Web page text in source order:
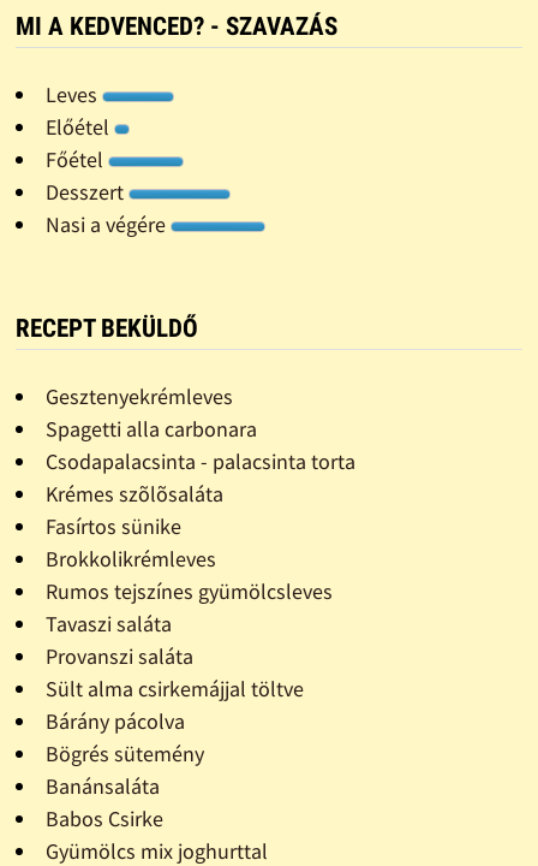
MI A KEDVENCED? - SZAVAZÁS
Leves
Előétel
Főétel
Desszert
Nasi a végére
RECEPT BEKÜLDŐ
Gesztenyekrémleves
Spagetti alla carbonara
Csodapalacsinta - palacsinta torta
Krémes szõlõsaláta
Fasírtos sünike
Brokkolikrémleves
Rumos tejszínes gyümölcsleves
Tavaszi saláta
Provanszi saláta
Sült alma csirkemájjal töltve
Bárány pácolva
Bögrés sütemény
Banánsaláta
Babos Csirke
Gyümölcs mix joghurttal